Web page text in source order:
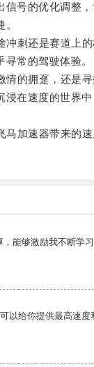
信号的优化调整
刺还是赛道上的
常的驾驶体验。
的拥趸，还是寻
浸在速度的世界
加速器带来的速
能够激励我不断学
以给你提供最高速度